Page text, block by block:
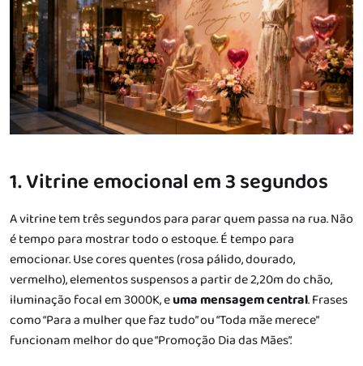
1. Vitrine emocional em 3 segundos
A vitrine tem três segundos para parar quem passa na rua. Não
é tempo para mostrar todo o estoque. É tempo para
emocionar. Use cores quentes (rosa pálido, dourado,
vermelho), elementos suspensos a partir de 2,20m do chão,
iluminação focal em 3000K, euma mensagem central. Frases
como “Para a mulher que faz tudo” ou “Toda mãe merece”
funcionam melhor do que “Promoção Dia das Mães”.